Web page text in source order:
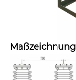
Maßzeichnung